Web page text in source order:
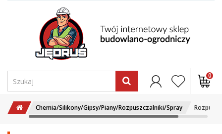
0
Chemia/Silikony/Gipsy/Piany/Rozpuszczalniki/Spray